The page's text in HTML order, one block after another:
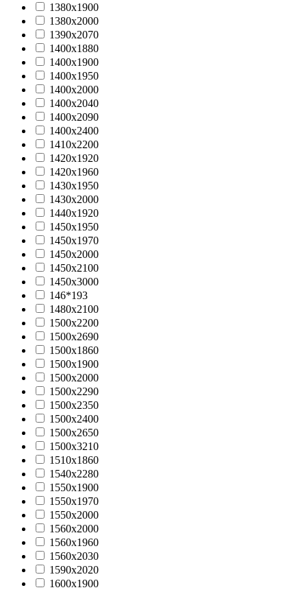
1380х1900
1380х2000
1390х2070
1400х1880
1400х1900
1400х1950
1400х2000
1400х2040
1400х2090
1400х2400
1410х2200
1420х1920
1420х1960
1430х1950
1430х2000
1440x1920
1450х1950
1450х1970
1450х2000
1450х2100
1450х3000
146*193
1480x2100
1500x2200
1500x2690
1500х1860
1500х1900
1500х2000
1500х2290
1500х2350
1500х2400
1500х2650
1500х3210
1510х1860
1540х2280
1550х1900
1550х1970
1550х2000
1560x2000
1560х1960
1560х2030
1590х2020
1600х1900